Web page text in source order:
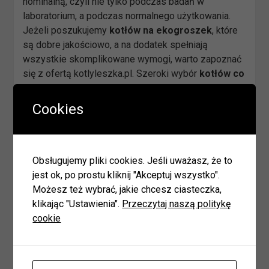
laboratorium, a podczas normalnego użytkowania.
Jeżeli poszukujemy kotłów na ekogroszek, które
są dobre jakościowo, a na dodatek spełniają
wszystkie skomplikowane wymogi, warto zapoznać
się z ofertą kotlyleszka.pl. Szeroki wybór kotłów co
użytkownik znajdzie coś odpowiedniego dla siebie.
Kotły co na ekogroszek—
jak działają?
Konstrukcja pieca pozwala na spalanie węgla typu
ekogroszek, który podawany jest do palnik za
pomocą podajnika ślimakowego. Nie musimy
zasobnik z reguły wystarczy uzupełniać co kilka dni.
Ekogroszek trzeba zapalić ręcznie, jednak dalszy
Cookies
Obsługujemy pliki cookies. Jeśli uważasz, że to
jest ok, po prostu kliknij "Akceptuj wszystko".
Możesz też wybrać, jakie chcesz ciasteczka,
klikając "Ustawienia". Przeczytaj naszą politykę
cookie